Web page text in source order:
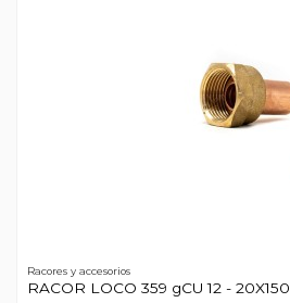
Racores y accesorios
RACOR LOCO 359 gCU 12 - 20X150